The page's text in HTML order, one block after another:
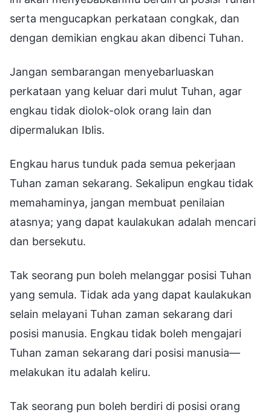
serta mengucapkan perkataan congkak, dan
dengan demikian engkau akan dibenci Tuhan.
Jangan sembarangan menyebarluaskan
perkataan yang keluar dari mulut Tuhan, agar
engkau tidak diolok-olok orang lain dan
dipermalukan Iblis.
Engkau harus tunduk pada semua pekerjaan
Tuhan zaman sekarang. Sekalipun engkau tidak
memahaminya, jangan membuat penilaian
atasnya; yang dapat kaulakukan adalah mencari
dan bersekutu.
Tak seorang pun boleh melanggar posisi Tuhan
yang semula. Tidak ada yang dapat kaulakukan
selain melayani Tuhan zaman sekarang dari
posisi manusia. Engkau tidak boleh mengajari
Tuhan zaman sekarang dari posisi manusia—
melakukan itu adalah keliru.
Tak seorang pun boleh berdiri di posisi orang